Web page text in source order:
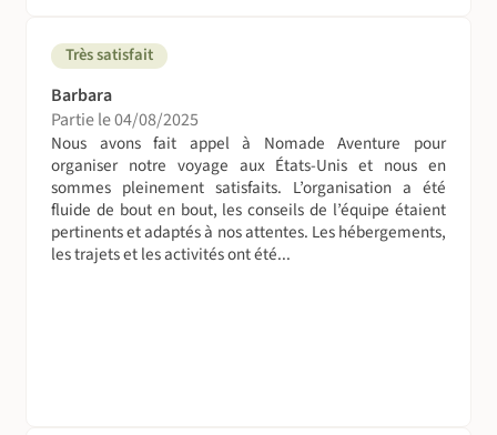
Très satisfait
Barbara
Partie le 04/08/2025
Nous avons fait appel à Nomade Aventure pour
organiser notre voyage aux États-Unis et nous en
sommes pleinement satisfaits. L’organisation a été
fluide de bout en bout, les conseils de l’équipe étaient
pertinents et adaptés à nos attentes. Les hébergements,
les trajets et les activités ont été...